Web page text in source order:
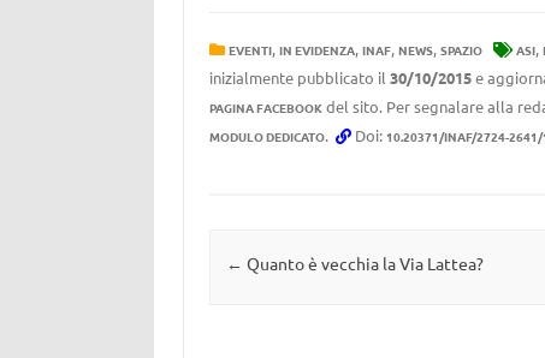
EVENTI, IN EVIDENZA, INAF, NEWS, SPAZIO ASI,
inizialmente pubblicato il 30/10/2015e
PAGINA FACEBOOKdel sito. Per segnalare alla
MODULO DEDICATO. Doi: 10.20371/INAF/2724-
Navigazione articolo
← Quanto è vecchia la Via Lattea?